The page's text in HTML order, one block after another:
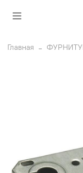
Главная